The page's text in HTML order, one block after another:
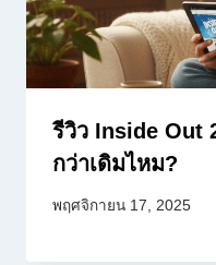
รีวิว Inside
กว่าเดิมไหม?
พฤศจิกายน 17, 2025